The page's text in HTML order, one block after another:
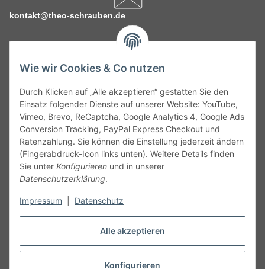
Alle akzeptieren
Konfigurieren
Wie wir Cookies & Co nutzen
Durch Klicken auf „Alle akzeptieren“ gestatten Sie den
Einsatz folgender Dienste auf unserer Website: YouTube,
Vimeo, Brevo, ReCaptcha, Google Analytics 4, Google Ads
Conversion Tracking, PayPal Express Checkout und
Ratenzahlung. Sie können die Einstellung jederzeit ändern
(Fingerabdruck-Icon links unten). Weitere Details finden
Sie unter Konfigurieren und in unserer
Datenschutzerklärung.
Impressum Datenschutz
kontakt@theo-schrauben.de
Service
Gesetzliche Informationen
Alle technischen Angaben ohne Gewähr. Irrtümer und fehlerhafte
Angaben vorbehalten. Wenn Sie Datenblätter oder spezielle
unseren Kundenservice. Abbildungen der Artikel können
Vertrag widerrufen